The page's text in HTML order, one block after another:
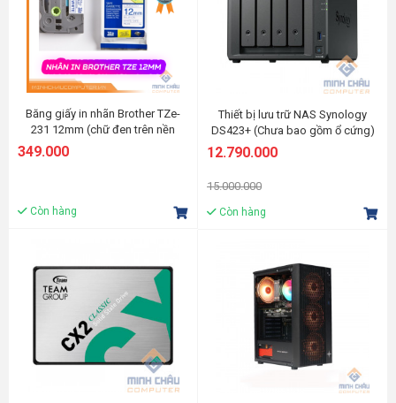
Băng giấy in nhãn Brother TZe-
231 12mm (chữ đen trên nền
349.000
Còn hàng
Thiết bị lưu trữ NAS Synology
DS423+ (Chưa bao gồm ổ cứng)
12.790.000
15.000.000
Còn hàng